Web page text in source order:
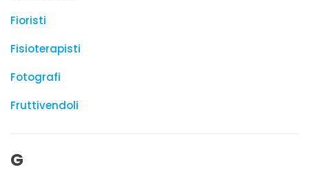
Fioristi
Fisioterapisti
Fotografi
Fruttivendoli
G